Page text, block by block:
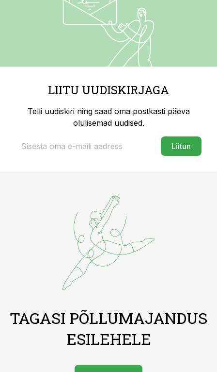
LIITU UUDISKIRJAGA
Telli uudiskiri ning saad oma postkasti päeva
olulisemad uudised.
Liitun
TAGASI PÕLLUMAJANDUS
ESILEHELE